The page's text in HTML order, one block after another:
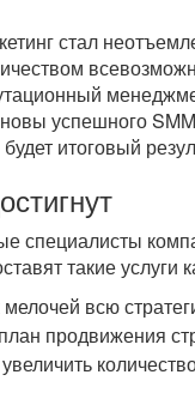
стал
успешного
итоговый
специалисты
такие услуги
всю
продвижения